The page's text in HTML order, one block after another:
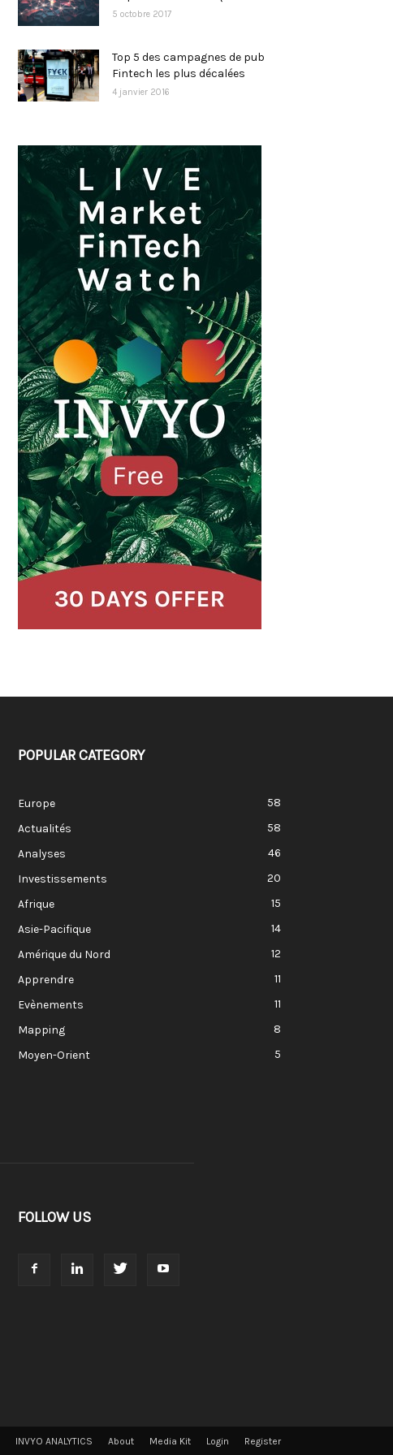
5 octobre 2017
Top 5 des campagnes de pub
Fintech les plus décalées
4 janvier 2016
POPULAR CATEGORY
Europe
58
Actualités
58
Analyses
46
Investissements
20
Afrique
15
Asie-Pacifique
14
Amérique du Nord
12
Apprendre
11
Evènements
11
Mapping
8
Moyen-Orient
5
FOLLOW US
INVYO ANALYTICS About Media Kit Login Register